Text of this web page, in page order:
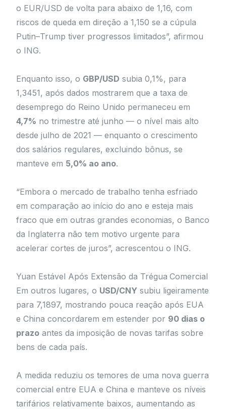
o EUR/USD de volta para abaixo de 1,16, com
riscos de queda em direção a 1,150 se a cúpula
Putin–Trump tiver progressos limitados”, afirmou
o ING.
Enquanto isso, o GBP/USD subia 0,1%, para
1,3451, após dados mostrarem que a taxa de
desemprego do Reino Unido permaneceu em
4,7% no trimestre até junho — o nível mais alto
desde julho de 2021 — enquanto o crescimento
dos salários regulares, excluindo bônus, se
manteve em 5,0% ao ano.
“Embora o mercado de trabalho tenha esfriado
em comparação ao início do ano e esteja mais
fraco que em outras grandes economias, o Banco
da Inglaterra não tem motivo urgente para
acelerar cortes de juros”, acrescentou o ING.
Yuan Estável Após Extensão da Trégua Comercial
Em outros lugares, o USD/CNY subiu ligeiramente
para 7,1897, mostrando pouca reação após EUA
e China concordarem em estender por 90 dias o
prazo antes da imposição de novas tarifas sobre
bens de cada país.
A medida reduziu os temores de uma nova guerra
comercial entre EUA e China e manteve os níveis
tarifários relativamente baixos, aumentando as